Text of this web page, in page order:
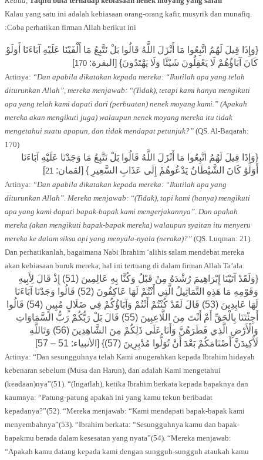
Kalau yang satu ini adalah kebiasaan orang-orang kafir, musyrik dan munafiq.
Coba perhatikan firman Allah berikut ini:
{وَإِذَا قِيلَ لَهُمُ اتَّبِعُوا مَا أَنْزَلَ اللَّهُ قَالُوا بَلْ نَتَّبِعُ مَا أَلْفَيْنَا عَلَيْهِ آبَاءَنَا أَوَلَوْ
كَانَ آبَاؤُهُمْ لَا يَعْقِلُونَ شَيْئًا وَلَا يَهْتَدُونَ} [البقرة: 170
]
Artinya: “Dan apabila dikatakan kepada mereka: “Ikutilah apa yang telah
diturunkan Allah”, mereka menjawab: “(Tidak), tetapi kami hanya mengikuti
apa yang telah kami dapati dari (perbuatan) nenek moyang kami.” (Apakah
mereka akan mengikuti juga) walaupun nenek moyang mereka itu tidak
mengetahui suatu apapun, dan tidak mendapat petunjuk?” (QS. Al-Baqarah:
170)
{وَإِذَا قِيلَ لَهُمُ اتَّبِعُوا مَا أَنْزَلَ اللَّهُ قَالُوا بَلْ نَتَّبِعُ مَا وَجَدْنَا عَلَيْهِ آبَاءَنَا
أَوَلَوْ كَانَ الشَّيْطَانُ يَدْعُوهُمْ إِلَى عَذَابِ السَّعِيرِ } [لقمان: 21
]
Artinya: “Dan apabila dikatakan kepada mereka: “Ikutilah apa yang
diturunkan Allah”. Mereka menjawab: “(Tidak), tapi kami (hanya) mengikuti
apa yang kami dapati bapak-bapak kami mengerjakannya”. Dan apakah
mereka (akan mengikuti bapak-bapak mereka) walaupun syaitan itu menyeru
mereka ke dalam siksa api yang menyala-nyala (neraka)?” (QS. Luqman: 21).
Dan perhatikanlah, bagaimana Nabi Ibrahim ‘alihis salam mendebat mereka
akan kebiasaan buruk mereka, hal ini tertuang di dalam firman Allah Ta’ala:
{وَلَقَدْ آتَيْنَا إِبْرَاهِيمَ رُشْدَهُ مِنْ قَبْلُ وَكُنَّا بِهِ عَالِمِينَ (51) إِذْ قَالَ لِأَبِيهِ
وَقَوْمِهِ مَا هَذِهِ التَّمَاثِيلُ الَّتِي أَنْتُمْ لَهَا عَاكِفُونَ (52) قَالُوا وَجَدْنَا آبَاءَنَا
لَهَا عَابِدِينَ (53) قَالَ لَقَدْ كُنْتُمْ أَنْتُمْ وَآبَاؤُكُمْ فِي ضَلَالٍ مُبِينٍ (54) قَالُوا
أَجِئْتَنَا بِالْحَقِّ أَمْ أَنْتَ مِنَ اللَّاعِبِينَ (55) قَالَ بَلْ رَبُّكُمْ رَبُّ السَّمَاوَاتِ
وَالْأَرْضِ الَّذِي فَطَرَهُنَّ وَأَنَا عَلَى ذَلِكُمْ مِنَ الشَّاهِدِينَ (56) وَتَاللَّهِ
لَأَكِيدَنَّ أَصْنَامَكُمْ بَعْدَ أَنْ تُوَلُّوا مُدْبِرِينَ (57)} [الأنبياء: 51 – 57]
Artinya: “Dan sesungguhnya telah Kami anugerahkan kepada Ibrahim hidayah
kebenaran sebelum (Musa dan Harun), dan adalah Kami mengetahui
(keadaan)nya”(51). “(Ingatlah), ketika Ibrahim berkata kepada bapaknya dan
kaumnya: “Patung-patung apakah ini yang kamu tekun beribadat
kepadanya?”(52). “Mereka menjawab: “Kami mendapati bapak-bapak kami
menyembahnya”(53). “Ibrahim berkata: “Sesungguhnya kamu dan bapak-
bapakmu berada dalam kesesatan yang nyata”(54). “Mereka menjawab:
“Apakah kamu datang kepada kami dengan sungguh-sungguh ataukah kamu